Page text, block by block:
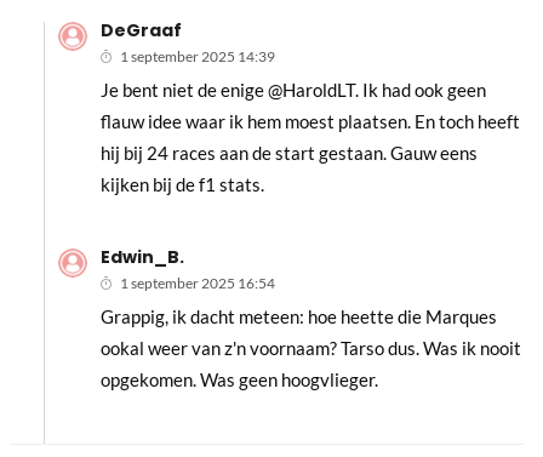
DeGraaf
1 september 2025 14:39
Je bent niet de enige @HaroldLT. Ik had ook geen
flauw idee waar ik hem moest plaatsen. En toch heeft
hij bij 24 races aan de start gestaan. Gauw eens
kijken bij de f1 stats.
Edwin_B.
1 september 2025 16:54
Grappig, ik dacht meteen: hoe heette die Marques
ookal weer van z'n voornaam? Tarso dus. Was ik nooit
opgekomen. Was geen hoogvlieger.